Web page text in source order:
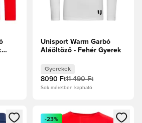
Unisport Warm Garbó
Aláöltöző - Fehér Gyerek
Gyerekek
8090 Ft11 490 Ft
Sok méretben kapható
a bejelentkezéshez vagy a tagként
Megnyit egy modált a
-23%